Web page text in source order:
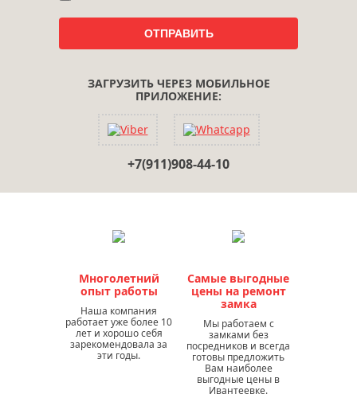
ЗАГРУЗИТЬ ЧЕРЕЗ МОБИЛЬНОЕ
ПРИЛОЖЕНИЕ:
+7(911)908-44-10
Многолетний
опыт работы
Наша компания
работает уже более 10
лет и хорошо себя
зарекомендовала за
эти годы.
Самые выгодные
цены на ремонт
замка
Мы работаем с
замками без
посредников и всегда
готовы предложить
Вам наиболее
выгодные цены в
Ивантеевке.